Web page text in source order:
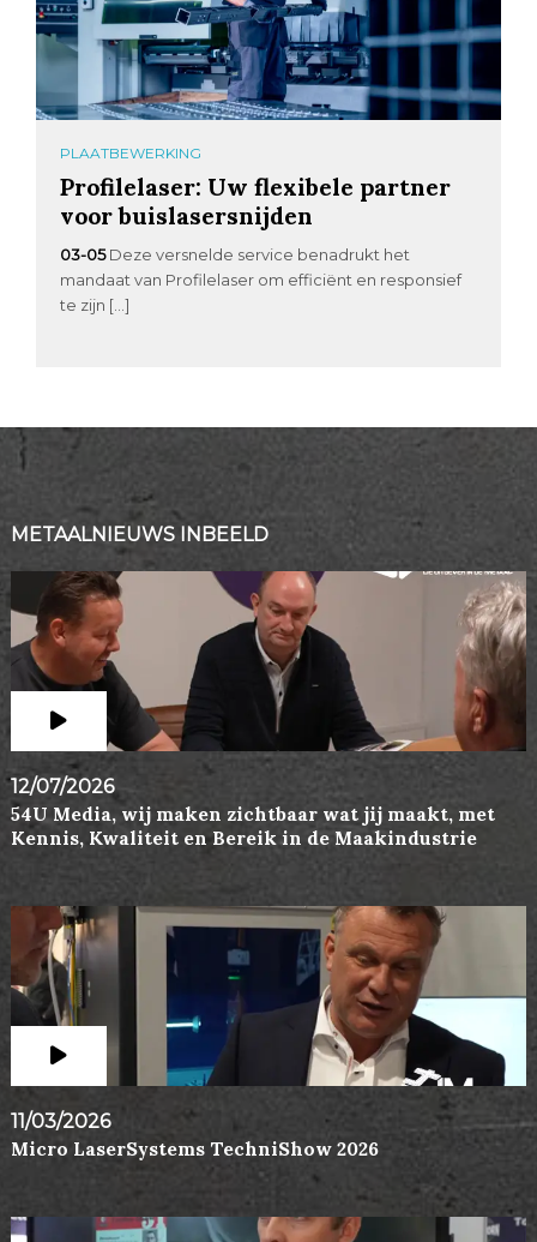
PLAATBEWERKING
Profilelaser: Uw flexibele partner
voor buislasersnijden
03-05 Deze versnelde service benadrukt het
mandaat van Profilelaser om efficiënt en responsief
te zijn […]
METAALNIEUWS INBEELD
12/07/2026
54U Media, wij maken zichtbaar wat jij maakt, met
Kennis, Kwaliteit en Bereik in de Maakindustrie
11/03/2026
Micro LaserSystems TechniShow 2026